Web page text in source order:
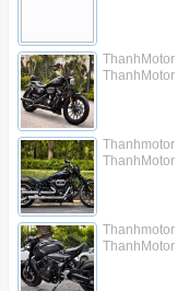
ThanhMotor
ThanhMotor
ThanhMotor